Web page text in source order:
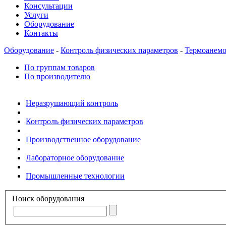
Консультации
Услуги
Оборудование
Контакты
Оборудование - Контроль физических параметров -
По группам товаров
По производителю
Неразрушающий контроль
Контроль физических параметров
Производственное оборудование
Лабораторное оборудование
Промышленные технологии
Поиск оборудования